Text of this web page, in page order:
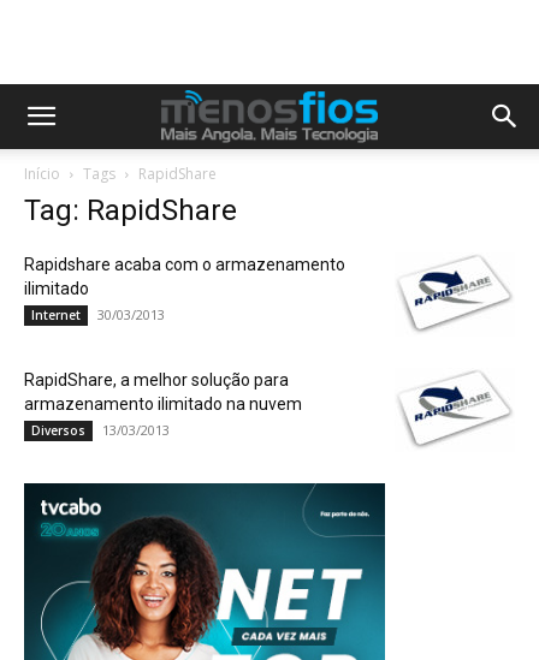
Início Tags RapidShare
Tag: RapidShare
Rapidshare acaba com o armazenamento
ilimitado
Internet 30/03/2013
RapidShare, a melhor solução para
armazenamento ilimitado na nuvem
Diversos 13/03/2013